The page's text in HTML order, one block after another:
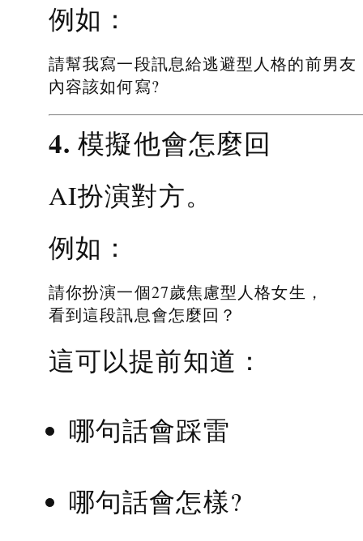
例如：
請幫我寫一段訊息給逃避型人格的前男友
內容該如何寫?
4. 模擬他會怎麼回
AI扮演對方。
例如：
請你扮演一個27歲焦慮型人格女生，
看到這段訊息會怎麼回？
這可以提前知道：
哪句話會踩雷
哪句話會怎樣?